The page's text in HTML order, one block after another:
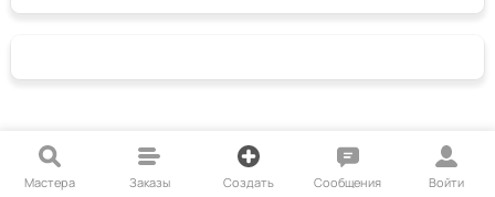
Мастера Заказы Создать Сообщения Войти